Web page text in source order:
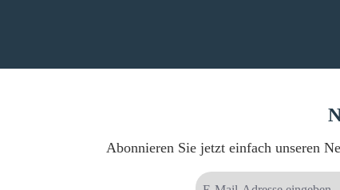
Abonnieren Sie jetzt einfach unseren
E-